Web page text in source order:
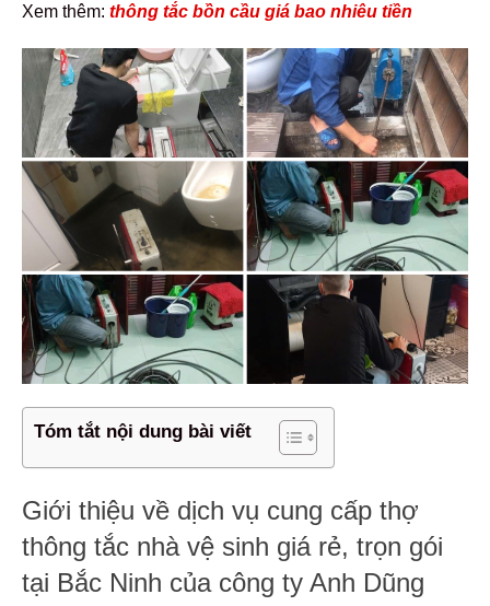
Xem thêm: thông tắc bồn cầu giá bao nhiêu tiền
Tóm tắt nội dung bài viết
Giới thiệu về dịch vụ cung cấp thợ
thông tắc nhà vệ sinh giá rẻ, trọn gói
tại Bắc Ninh của công ty Anh Dũng